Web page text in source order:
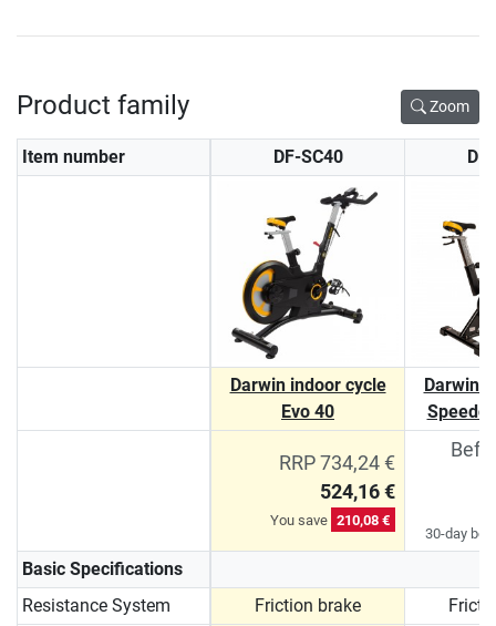
Product family Zoom
Item number DF-SC40
Darwin indoor cycle
Evo 40
Darwin
RRP 734,24 €
524,16 €
You save 210,08 €
30-day
Basic Specifications
Resistance System
Friction brake